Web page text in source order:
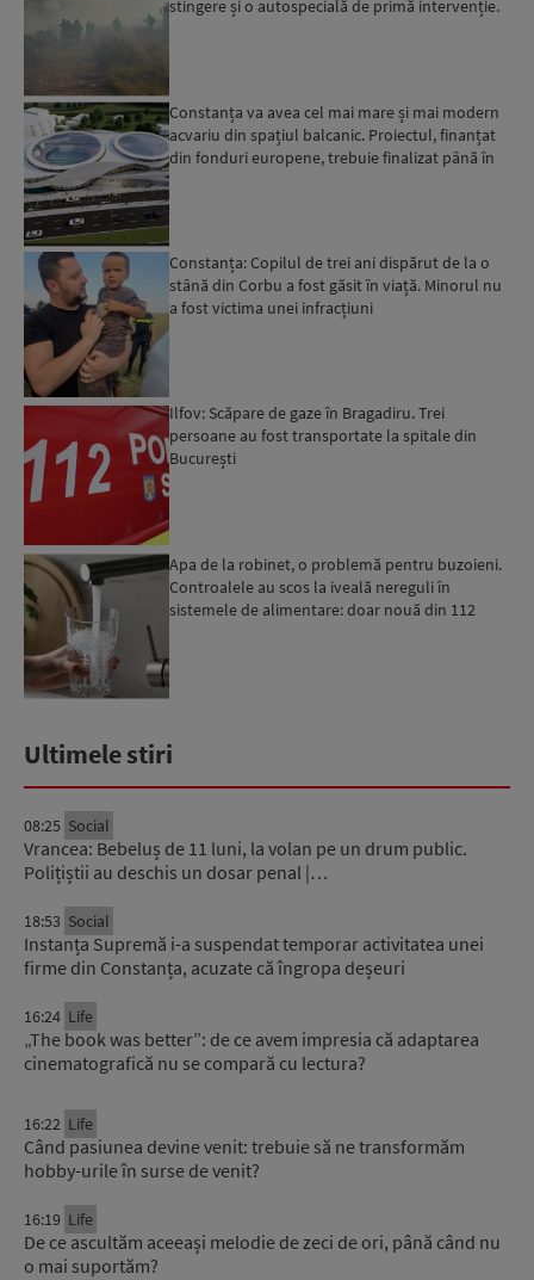
stingere și o autospecială de primă intervenție.
Constanța va avea cel mai mare și mai modern
acvariu din spațiul balcanic. Proiectul, finanțat
din fonduri europene, trebuie finalizat până în
Constanța: Copilul de trei ani dispărut de la o
stână din Corbu a fost găsit în viață. Minorul nu
a fost victima unei infracțiuni
Ilfov: Scăpare de gaze în Bragadiru. Trei
persoane au fost transportate la spitale din
București
Apa de la robinet, o problemă pentru buzoieni.
Controalele au scos la iveală nereguli în
sistemele de alimentare: doar nouă din 112
Ultimele stiri
08:25 Social
Vrancea: Bebeluș de 11 luni, la volan pe un drum public.
Polițiștii au deschis un dosar penal |…
18:53 Social
Instanța Supremă i-a suspendat temporar activitatea unei
firme din Constanța, acuzate că îngropa deșeuri
16:24 Life
„The book was better”: de ce avem impresia că adaptarea
cinematografică nu se compară cu lectura?
16:22 Life
Când pasiunea devine venit: trebuie să ne transformăm
hobby-urile în surse de venit?
16:19 Life
De ce ascultăm aceeași melodie de zeci de ori, până când nu
o mai suportăm?